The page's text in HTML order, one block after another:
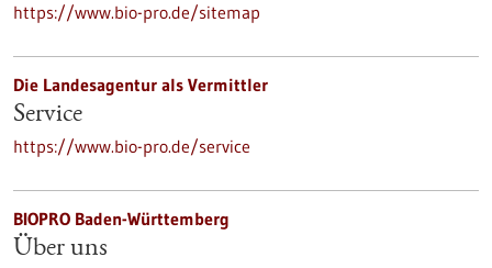
https://www.bio-pro.de/sitemap
Die Landesagentur als Vermittler
Service
https://www.bio-pro.de/service
BIOPRO Baden-Württemberg
Über uns